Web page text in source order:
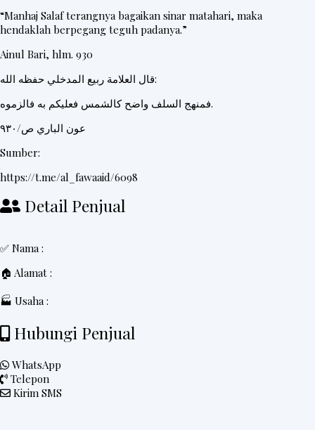
g
k
e
o
s
t
r
V
d
e
“Manhaj Salaf terangnya bagaikan sinar matahari, maka
hendaklah berpegang teguh padanya.”
Ainul Bari, hlm. 930
قال العلامة ربيع المدخلي حفظه الله:
فمنهج السلف واضح كالشمس فعليكم به فالزموه.
عون الباري ص/٩٣٠
Sumber:
https://t.me/al_fawaaid/6098
Detail Penjual
✅ Nama :
🏠 Alamat :
🏭 Usaha :
Hubungi Penjual
WhatsApp
Telepon
Kirim SMS